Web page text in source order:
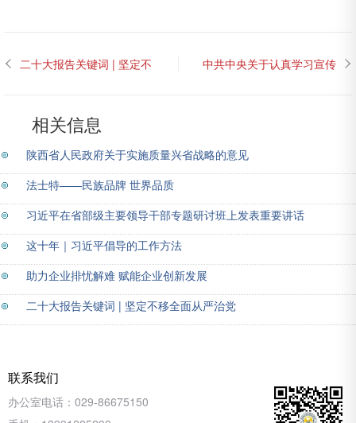
二十大报告关键词 | 坚定不
中共中央关于认真学习宣传
相关信息
陕西省人民政府关于实施质量兴省战略的意见
法士特——民族品牌 世界品质
习近平在省部级主要领导干部专题研讨班上发表重要讲话
这十年｜习近平倡导的工作方法
助力企业排忧解难 赋能企业创新发展
二十大报告关键词 | 坚定不移全面从严治党
联系我们
办公室电话： 029-86675150